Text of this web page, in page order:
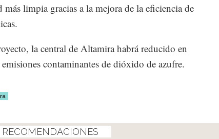
más limpia gracias a la mejora de la eficiencia de
la central de Altamira habrá reducido en
contaminantes de dióxido de azufre.
RECOMENDACIONES